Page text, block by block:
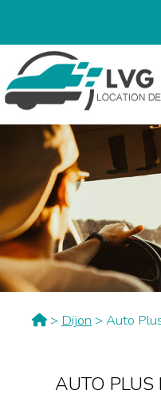
> Dijon > Auto
AUTO PLUS